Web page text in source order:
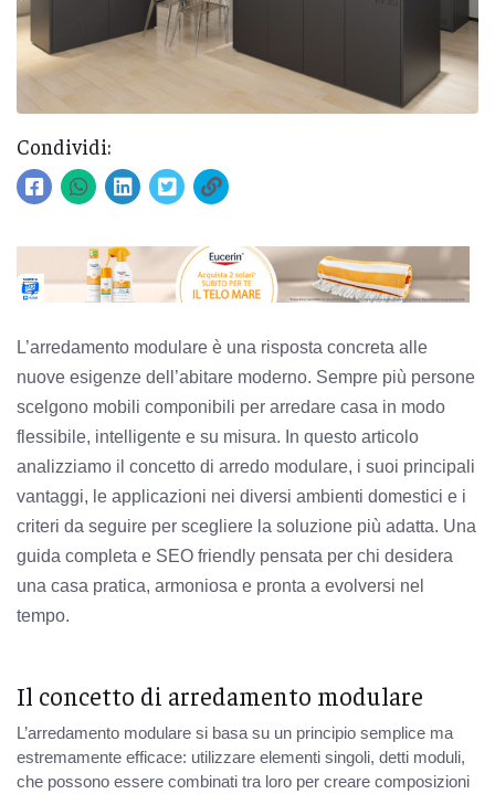
Condividi:
L’arredamento modulare è una risposta concreta alle
nuove esigenze dell’abitare moderno. Sempre più persone
scelgono mobili componibili per arredare casa in modo
flessibile, intelligente e su misura. In questo articolo
analizziamo il concetto di arredo modulare, i suoi principali
vantaggi, le applicazioni nei diversi ambienti domestici e i
criteri da seguire per scegliere la soluzione più adatta. Una
guida completa e SEO friendly pensata per chi desidera
una casa pratica, armoniosa e pronta a evolversi nel
tempo.
Il concetto di arredamento modulare
L’arredamento modulare si basa su un principio semplice ma
estremamente efficace: utilizzare elementi singoli, detti moduli,
che possono essere combinati tra loro per creare composizioni